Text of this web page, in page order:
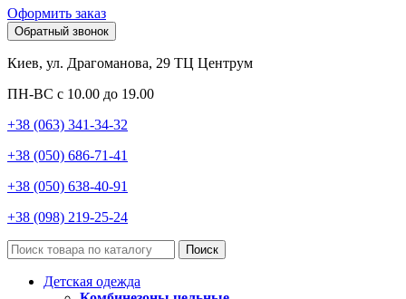
Оформить заказ
Обратный звонок
Киев, ул. Драгоманова, 29 ТЦ Центрум
ПН-ВС с 10.00 до 19.00
+38 (063) 341-34-32
+38 (050) 686-71-41
+38 (050) 638-40-91
+38 (098) 219-25-24
Поиск
Детская одежда